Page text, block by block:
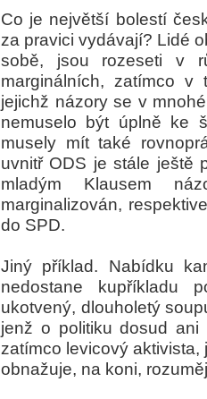
Co je největší bolestí
za pravici vydávají? Lidé
sobě, jsou rozeseti v
marginálních, zatímco v
jejichž názory se v
nemuselo být úplně ke
musely mít také
uvnitř ODS je stále ještě
mladým Klausem
marginalizován,
do SPD.
Jiný příklad. Nabídku
nedostane kupříkladu
ukotvený, dlouholetý
jenž o politiku dosud ani
zatímco levicový
obnažuje, na koni,